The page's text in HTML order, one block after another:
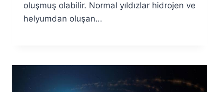
oluşmuş olabilir. Normal yıldızlar hidrojen ve
helyumdan oluşan…